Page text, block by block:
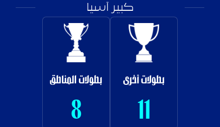
كبير آسيا
بطولات أخرى
11
بطولات المناطق
8